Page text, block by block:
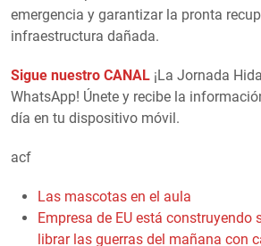
emergencia y garantizar la pronta
infraestructura dañada.
Sigue nuestro CANAL ¡La Jornada
WhatsApp! Únete y recibe la
día en tu dispositivo móvil.
acf
Las mascotas en el aula
Empresa de EU está construyendo
librar las guerras del mañana con